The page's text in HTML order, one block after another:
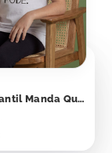
Tshirt Infantil Manda Quem Pode